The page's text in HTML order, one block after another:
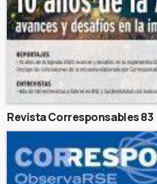
Revista Corresponsables 83